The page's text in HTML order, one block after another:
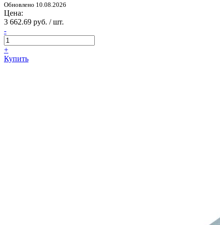
Обновлено 10.08.2026
Цена:
3 662.69 руб. / шт.
-
+
Купить